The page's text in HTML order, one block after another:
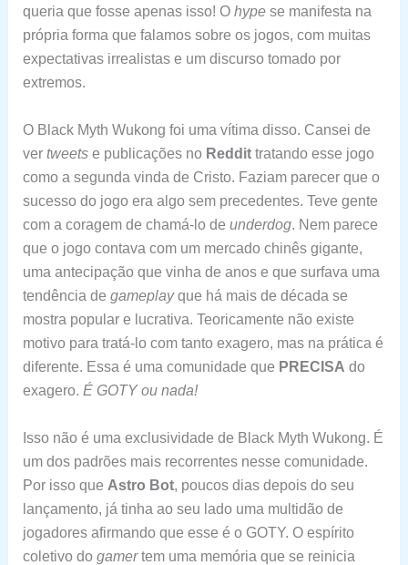
queria que fosse apenas isso! O hypese manifesta na
própria forma que falamos sobre os jogos, com muitas
expectativas irrealistas e um discurso tomado por
extremos.
O Black Myth Wukong foi uma vítima disso. Cansei de
ver tweetse publicações no Reddittratando esse jogo
como a segunda vinda de Cristo. Faziam parecer que o
sucesso do jogo era algo sem precedentes. Teve gente
com a coragem de chamá-lo de underdog. Nem parece
que o jogo contava com um mercado chinês gigante,
uma antecipação que vinha de anos e que surfava uma
tendência de gameplayque há mais de década se
mostra popular e lucrativa. Teoricamente não existe
motivo para tratá-lo com tanto exagero, mas na prática é
diferente. Essa é uma comunidade que PRECISA do
exagero. É GOTY ou nada!
Isso não é uma exclusividade de Black Myth Wukong. É
um dos padrões mais recorrentes nesse comunidade.
Por isso que Astro Bot, poucos dias depois do seu
lançamento, já tinha ao seu lado uma multidão de
jogadores afirmando que esse é o GOTY. O espírito
coletivo do gamertem uma memória que se reinicia